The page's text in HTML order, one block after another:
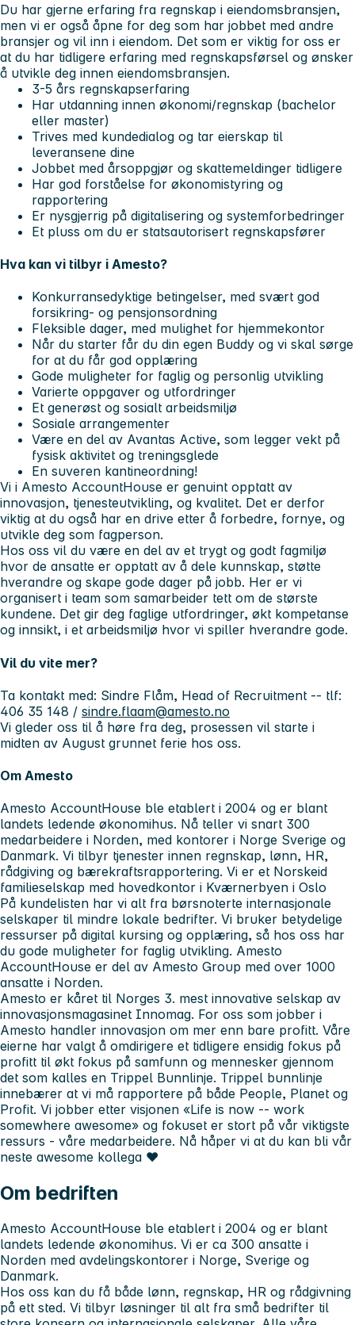
Du har gjerne erfaring fra regnskap i eiendomsbransjen,
men vi er også åpne for deg som har jobbet med andre
bransjer og vil inn i eiendom. Det som er viktig for oss er
at du har tidligere erfaring med regnskapsførsel og ønsker
å utvikle deg innen eiendomsbransjen.
3-5 års regnskapserfaring
Har utdanning innen økonomi/regnskap (bachelor
eller master)
Trives med kundedialog og tar eierskap til
leveransene dine
Jobbet med årsoppgjør og skattemeldinger tidligere
Har god forståelse for økonomistyring og
rapportering
Er nysgjerrig på digitalisering og systemforbedringer
Et pluss om du er statsautorisert regnskapsfører
Hva kan vi tilbyr i Amesto?
Konkurransedyktige betingelser, med svært god
forsikring- og pensjonsordning
Fleksible dager, med mulighet for hjemmekontor
Når du starter får du din egen Buddy og vi skal sørge
for at du får god opplæring
Gode muligheter for faglig og personlig utvikling
Varierte oppgaver og utfordringer
Et generøst og sosialt arbeidsmiljø
Sosiale arrangementer
Være en del av Avantas Active, som legger vekt på
fysisk aktivitet og treningsglede
En suveren kantineordning!
Vi i Amesto AccountHouse er genuint opptatt av
innovasjon, tjenesteutvikling, og kvalitet. Det er derfor
viktig at du også har en drive etter å forbedre, fornye, og
utvikle deg som fagperson.
Hos oss vil du være en del av et trygt og godt fagmiljø
hvor de ansatte er opptatt av å dele kunnskap, støtte
hverandre og skape gode dager på jobb. Her er vi
organisert i team som samarbeider tett om de største
kundene. Det gir deg faglige utfordringer, økt kompetanse
og innsikt, i et arbeidsmiljø hvor vi spiller hverandre gode.
Vil du vite mer?
Ta kontakt med: Sindre Flåm, Head of Recruitment -- tlf:
406 35 148 / sindre.flaam@amesto.no
Vi gleder oss til å høre fra deg, prosessen vil starte i
midten av August grunnet ferie hos oss.
Om Amesto
Amesto AccountHouse ble etablert i 2004 og er blant
landets ledende økonomihus. Nå teller vi snart 300
medarbeidere i Norden, med kontorer i Norge Sverige og
Danmark. Vi tilbyr tjenester innen regnskap, lønn, HR,
rådgiving og bærekraftsrapportering. Vi er et Norskeid
familieselskap med hovedkontor i Kværnerbyen i Oslo
På kundelisten har vi alt fra børsnoterte internasjonale
selskaper til mindre lokale bedrifter. Vi bruker betydelige
ressurser på digital kursing og opplæring, så hos oss har
du gode muligheter for faglig utvikling. Amesto
AccountHouse er del av Amesto Group med over 1000
ansatte i Norden.
Amesto er kåret til Norges 3. mest innovative selskap av
innovasjonsmagasinet Innomag. For oss som jobber i
Amesto handler innovasjon om mer enn bare profitt. Våre
eierne har valgt å omdirigere et tidligere ensidig fokus på
profitt til økt fokus på samfunn og mennesker gjennom
det som kalles en Trippel Bunnlinje. Trippel bunnlinje
innebærer at vi må rapportere på både People, Planet og
Profit. Vi jobber etter visjonen «Life is now -- work
somewhere awesome» og fokuset er stort på vår viktigste
ressurs - våre medarbeidere. Nå håper vi at du kan bli vår
neste awesome kollega ❤
Om bedriften
Amesto AccountHouse ble etablert i 2004 og er blant
landets ledende økonomihus. Vi er ca 300 ansatte i
Norden med avdelingskontorer i Norge, Sverige og
Danmark.
Hos oss kan du få både lønn, regnskap, HR og rådgivning
på ett sted. Vi tilbyr løsninger til alt fra små bedrifter til